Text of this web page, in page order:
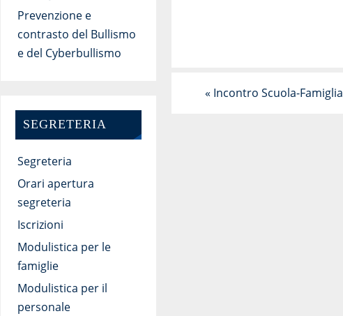
« Incontro Scuola-Famiglia
Prevenzione e
contrasto del Bullismo
e del Cyberbullismo
SEGRETERIA
Segreteria
Orari apertura
segreteria
Iscrizioni
Modulistica per le
famiglie
Modulistica per il
personale